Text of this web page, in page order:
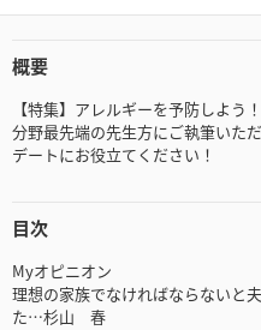
概要
【特集】アレルギーを予防しよう
分野最先端の先生方にご執筆いた
デートにお役立てください！
目次
Myオピニオン
理想の家族でなければならないと
た…杉山 春